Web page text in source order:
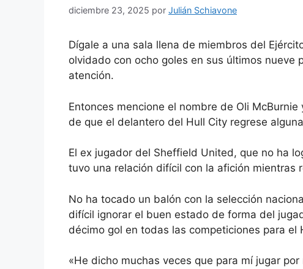
diciembre 23, 2025 por Julián Schiavone
Dígale a una sala llena de miembros del
olvidado con ocho goles en sus últimos nueve
atención.
Entonces mencione el nombre de Oli
de que el delantero del Hull City regrese
El ex jugador del Sheffield United, que no ha
tuvo una relación difícil con la afición mientras
No ha tocado un balón con la selección
difícil ignorar el buen estado de forma del
décimo gol en todas las competiciones para el
«He dicho muchas veces que para mí jugar